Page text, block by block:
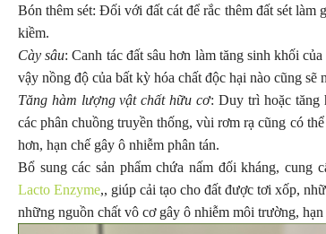
Bón thêm sét: Đối với đất cát để rắc thêm đất sét
kiềm.
Cày sâu: Canh tác đất sâu hơn làm tăng sinh khối
vậy nồng độ của bất kỳ hóa chất độc hại nào cũng sẽ
Tăng hàm lượng vật chất hữu cơ: Duy trì hoặc tăng
các phân chuồng truyền thống, vùi rơm rạ cũng có
hơn, hạn chế gây ô nhiễm phân tán.
Bổ sung các sản phẩm chứa nấm đối kháng, cung
Lacto Enzyme,, giúp cải tạo cho đất được tơi xốp,
những nguồn chất vô cơ gây ô nhiễm môi trường,
đủ" dưới đây nhé